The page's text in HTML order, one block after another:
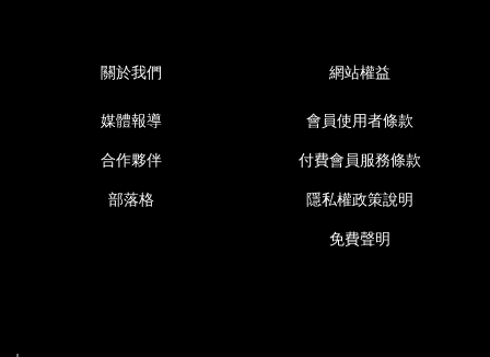
關於我們
媒體報導
合作夥伴
部落格
網站權益
會員使用者條款
付費會員服務條款
隱私權政策說明
免費聲明